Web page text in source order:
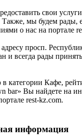
свои
мы будем рады,
о нас на портале
просп.
и всегда рады
категории Кафе,
bar» Вы найдете на
rest-kz.com.
информация